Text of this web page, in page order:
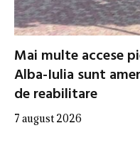
Mai multe accese
Alba-Iulia sunt
de reabilitare
7 august 2026